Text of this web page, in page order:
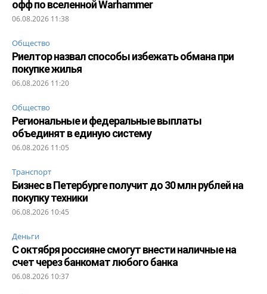
офф по вселенной Warhammer
06.08.2026 11:38
Общество
Риелтор назвал способы избежать обмана при
покупке жилья
06.08.2026 11:20
Общество
Региональные и федеральные выплаты
объединят в единую систему
06.08.2026 11:05
Транспорт
Бизнес в Петербурге получит до 30 млн рублей на
покупку техники
06.08.2026 10:45
Деньги
С октября россияне смогут внести наличные на
счет через банкомат любого банка
06.08.2026 10:37